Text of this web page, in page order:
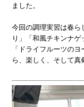
ました。
今回の調理実習は春ら
り」「和風チキンナゲ
「ドライフルーツの
ら、楽しく、そして真